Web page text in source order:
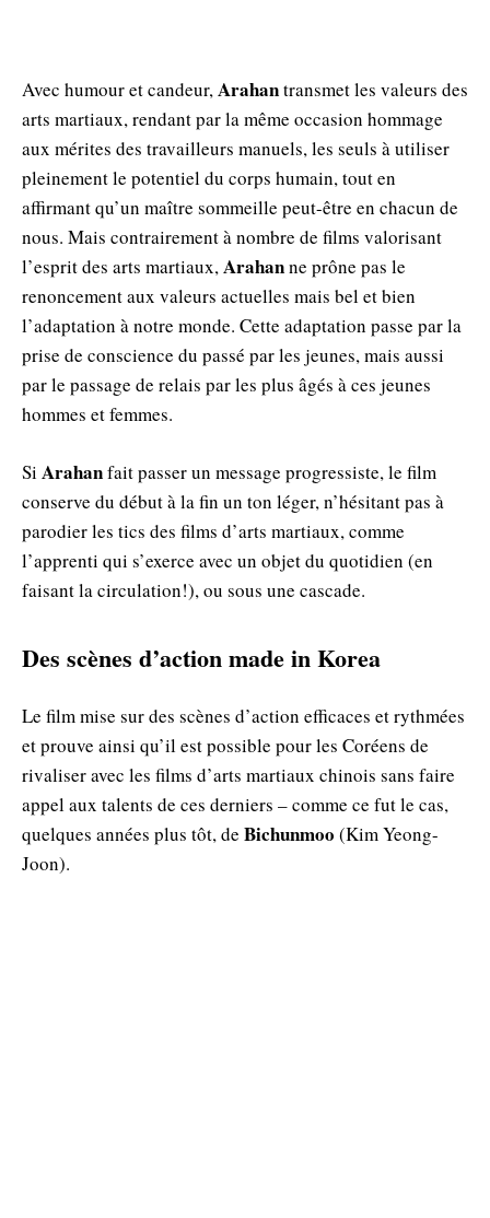
Avec humour et candeur,Arahantransmet les valeurs des
arts martiaux, rendant par la même occasion hommage
aux mérites des travailleurs manuels, les seuls à utiliser
pleinement le potentiel du corps humain, tout en
affirmant qu’un maître sommeille peut-être en chacun de
nous. Mais contrairement à nombre de films valorisant
l’esprit des arts martiaux,Arahanne prône pas le
renoncement aux valeurs actuelles mais bel et bien
l’adaptation à notre monde. Cette adaptation passe par la
prise de conscience du passé par les jeunes, mais aussi
par le passage de relais par les plus âgés à ces jeunes
hommes et femmes.
Si Arahanfait passer un message progressiste, le film
conserve du début à la fin un ton léger, n’hésitant pas à
parodier les tics des films d’arts martiaux, comme
l’apprenti qui s’exerce avec un objet du quotidien (en
faisant la circulation!), ou sous une cascade.
Des scènes d’action made in Korea
Le film mise sur des scènes d’action efficaces et rythmées
et prouve ainsi qu’il est possible pour les Coréens de
rivaliser avec les films d’arts martiaux chinois sans faire
appel aux talents de ces derniers – comme ce fut le cas,
quelques années plus tôt, de Bichunmoo (Kim Yeong-
Joon).